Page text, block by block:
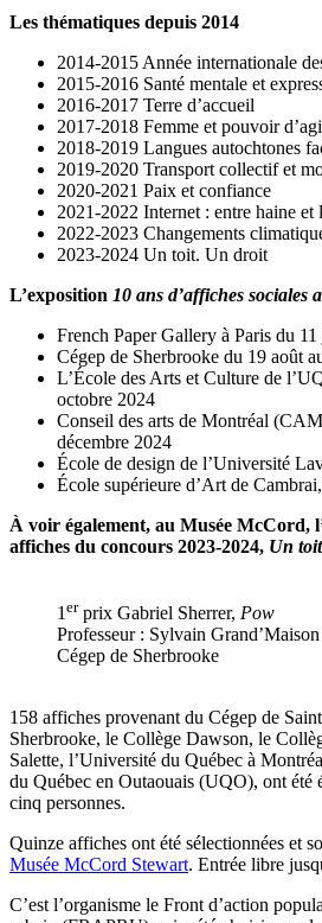
Les thématiques depuis 2014
2014-2015 Année internationale
2015-2016 Santé mentale et
2016-2017 Terre d’accueil
2017-2018 Femme et pouvoir
2018-2019 Langues autochtones
2019-2020 Transport collectif et
2020-2021 Paix et confiance
2021-2022 Internet : entre haine et
2022-2023 Changements
2023-2024 Un toit. Un droit
L’exposition 10 ans d’affiches sociales
French Paper Gallery à Paris du
Cégep de Sherbrooke du 19 août
L’École des Arts et Culture de
octobre 2024
Conseil des arts de Montréal
décembre 2024
École de design de l’Université
École supérieure d’Art de
À voir également, au Musée McCord,
affiches du concours 2023-2024, Un
1 erprix Gabriel Sherrer, Pow
Professeur : Sylvain Grand’Maison
Cégep de Sherbrooke
158 affiches provenant du Cégep de
Sherbrooke, le Collège Dawson, le
Salette, l’Université du Québec à
du Québec en Outaouais (UQO), ont été
cinq personnes.
Quinze affiches ont été sélectionnées et
Musée McCord Stewart. Entrée libre
C’est l’organisme le Front d’action